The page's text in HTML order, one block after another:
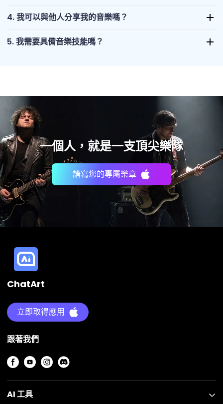
4. 我可以與他人分享我的音樂嗎？
5. 我需要具備音樂技能嗎？
一個人，就是一支頂尖樂隊
譜寫您的專屬樂章
ChatArt
立即取得應用
跟著我們
AI 工具